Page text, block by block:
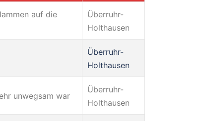
auf die
Überruhr-
Holthausen
Überruhr-
Holthausen
unwegsam war
Überruhr-
Holthausen